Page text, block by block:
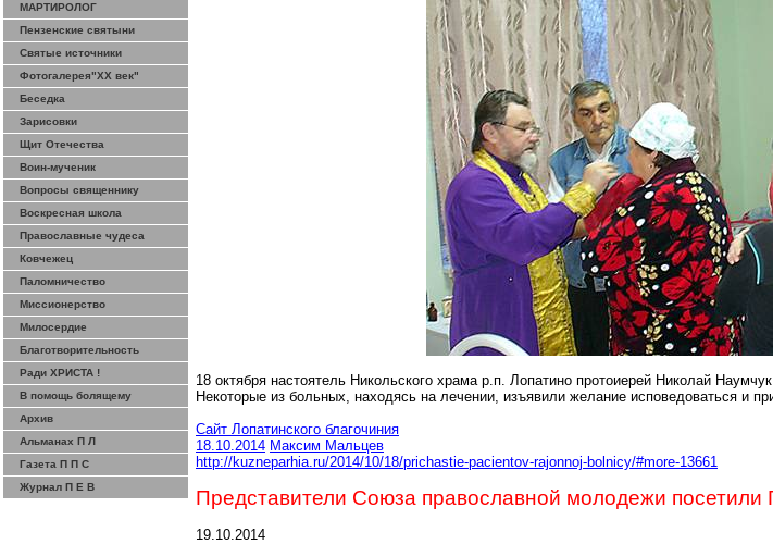
МАРТИРОЛОГ
Пензенские святыни
Святые источники
Фотогалерея"ХХ век"
Беседка
Зарисовки
Щит Отечества
Воин-мученик
Вопросы священнику
Воскресная школа
Православные чудеса
Ковчежец
Паломничество
Миссионерство
Милосердие
Благотворительность
Ради ХРИСТА !
В помощь болящему
Архив
Альманах П Л
Газета П П С
Журнал П Е В
18 октября настоятель Никольского храма р.п. Лопатино протоиерей Николай
Некоторые из больных, находясь на лечении, изъявили желание исповедоваться и
Сайт Лопатинского благочиния
18.10.2014 Максим Мальцев
http://kuzneparhia.ru/2014/10/18/prichastie-pacientov-rajonnoj-bolnicy/#more-13661
Представители Союза православной молодежи посетили
19.10.2014